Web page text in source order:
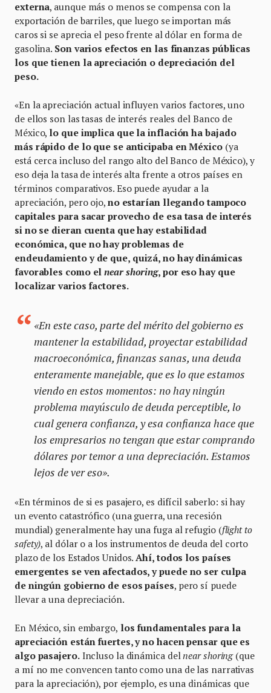
externa, aunque más o menos se compensa con la
exportación de barriles, que luego se importan más
caros si se aprecia el peso frente al dólar en forma de
gasolina. Son varios efectos en las finanzas públicas
los que tienen la apreciación o depreciación del
peso.
«En la apreciación actual influyen varios factores, uno
de ellos son las tasas de interés reales del Banco de
México, lo que implica que la inflación ha bajado
más rápido de lo que se anticipaba en México(ya
está cerca incluso del rango alto del Banco de México), y
eso deja la tasa de interés alta frente a otros países en
términos comparativos. Eso puede ayudar a la
apreciación, pero ojo, no estarían llegando tampoco
capitales para sacar provecho de esa tasa de interés
si no se dieran cuenta que hay estabilidad
económica, que no hay problemas de
endeudamiento y de que, quizá, no hay dinámicas
favorables como elnear shoring, por eso hay que
localizar varios factores.
«En este caso, parte del mérito del gobierno es
mantener la estabilidad, proyectar estabilidad
macroeconómica, finanzas sanas, una deuda
enteramente manejable, que es lo que estamos
viendo en estos momentos: no hay ningún
problema mayúsculo de deuda perceptible, lo
cual genera confianza, y esa confianza hace que
los empresarios no tengan que estar comprando
dólares por temor a una depreciación. Estamos
lejos de ver eso».
«En términos de si es pasajero, es difícil saberlo: si hay
un evento catastrófico (una guerra, una recesión
mundial) generalmente hay una fuga al refugio (flight to
safety), al dólar o a los instrumentos de deuda del corto
plazo de los Estados Unidos.Ahí, todos los países
emergentes se ven afectados, y puede no ser culpa
de ningún gobierno de esos países, pero sí puede
llevar a una depreciación.
En México, sin embargo, los fundamentales para la
apreciación están fuertes, y no hacen pensar que es
algo pasajero.Incluso la dinámica delnear shoring (que
a mí no me convencen tanto como una de las narrativas
para la apreciación), por ejemplo, es una dinámicas que